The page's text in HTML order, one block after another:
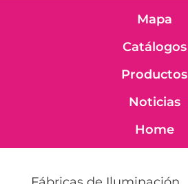
Mapa
Catálogos
Productos
Noticias
Home